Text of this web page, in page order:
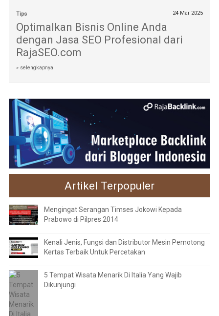
Tips 24 Mar 2025
Optimalkan Bisnis Online Anda
dengan Jasa SEO Profesional dari
RajaSEO.com
» selengkapnya
Artikel Terpopuler
Mengingat Serangan Timses Jokowi Kepada
Prabowo di Pilpres 2014
Kenali Jenis, Fungsi dan Distributor Mesin Pemotong
Kertas Terbaik Untuk Percetakan
5 Tempat Wisata Menarik Di Italia Yang Wajib
Dikunjungi